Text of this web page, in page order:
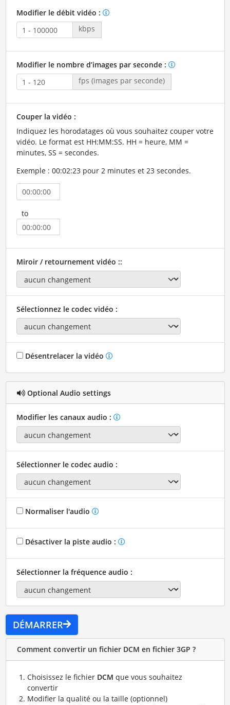
Modifier le débit vidéo :
kbps
Modifier le nombre d’images par seconde :
fps (images par seconde)
Couper la vidéo :
Indiquez les horodatages où vous souhaitez couper votre
vidéo. Le format est HH:MM:SS. HH = heure, MM =
minutes, SS = secondes.
Exemple : 00:02:23 pour 2 minutes et 23 secondes.
to
Miroir / retournement vidéo ::
Sélectionnez le codec vidéo :
Désentrelacer la vidéo
Optional Audio settings
Modifier les canaux audio :
Sélectionner le codec audio :
Normaliser l'audio
Désactiver la piste audio :
Sélectionner la fréquence audio :
DÉMARRER
Comment convertir un fichier DCM en fichier 3GP ?
Choisissez le fichier DCM que vous souhaitez
convertir
Modifier la qualité ou la taille (optionnel)